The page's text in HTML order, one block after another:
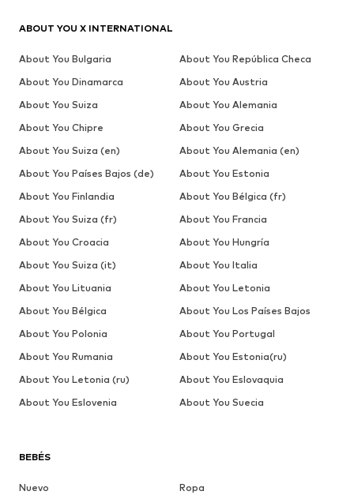
BEBÉS
Nuevo
Ropa
ABOUT YOU X INTERNATIONAL
About You Bulgaria
About You República Checa
About You Dinamarca
About You Austria
About You Suiza
About You Alemania
About You Chipre
About You Grecia
About You Suiza (en)
About You Alemania (en)
About You Países Bajos (de)
About You Estonia
About You Finlandia
About You Bélgica (fr)
About You Suiza (fr)
About You Francia
About You Croacia
About You Hungría
About You Suiza (it)
About You Italia
About You Lituania
About You Letonia
About You Bélgica
About You Los Países Bajos
About You Polonia
About You Portugal
About You Rumania
About You Estonia(ru)
About You Letonia (ru)
About You Eslovaquia
About You Eslovenia
About You Suecia